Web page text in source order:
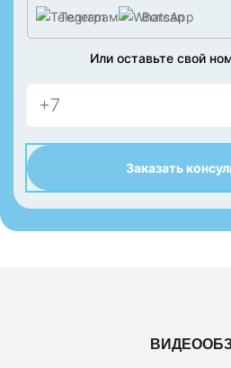
Телеграм
Вотсап
Или оставьте свой
Заказать